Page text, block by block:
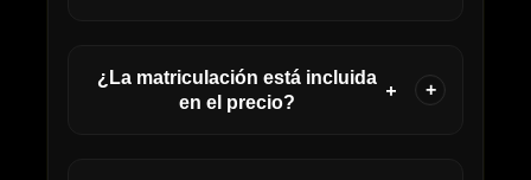
¿La matriculación está incluida
en el precio?
+